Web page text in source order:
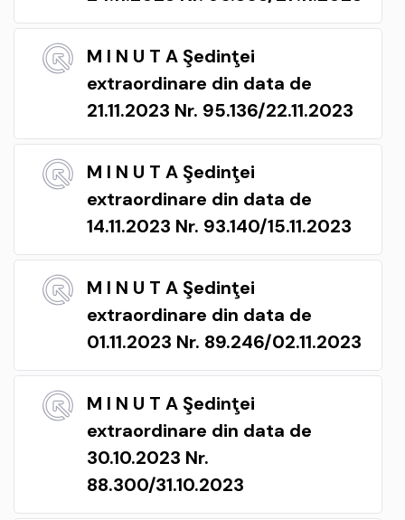
M I N U T A Şedinţei
extraordinare din data de
21.11.2023 Nr. 95.136/22.11.2023
M I N U T A Şedinţei
extraordinare din data de
14.11.2023 Nr. 93.140/15.11.2023
M I N U T A Şedinţei
extraordinare din data de
01.11.2023 Nr. 89.246/02.11.2023
M I N U T A Şedinţei
extraordinare din data de
30.10.2023 Nr.
88.300/31.10.2023